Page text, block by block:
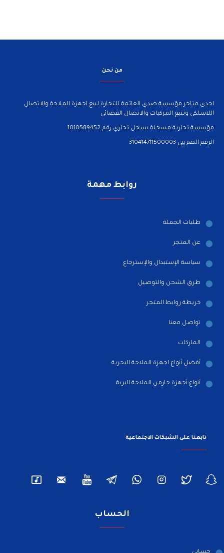
من نحن
احدى متاجر مؤسسة صدى العائمة للتجارة لبيع اجهزة الملاحة والاتصال
اللاسلكي وتتبع المركبات والاتصال الفضائي
مؤسسة تجارية مسجلة بسجل تجاري رقم 1010589452
الرقم الضريبي 310414711500003
روابط مهمة
طلبات الجملة
عن المتجر
سياسة الإستبدال والإسترجاع
طرق الشحن والتوصيل
خريطة روابط المتجر
تواصل معنا
الماركات
أفضل أنواع اجهزة الملاحة البحرية
أنواع أجهزة جارمن الملاحة البرية
تابعنا على الشبكات الاجتماعية
الحساب